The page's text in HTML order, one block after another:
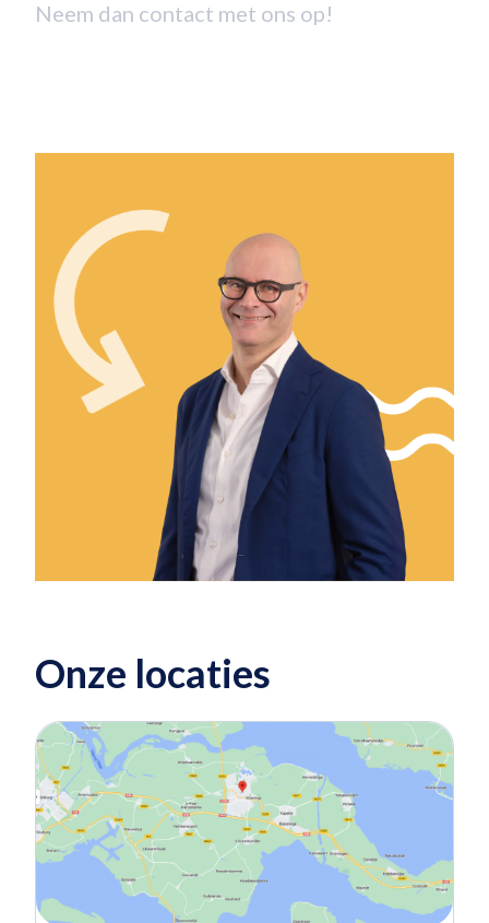
Neem dan contact met ons op!
Onze locaties